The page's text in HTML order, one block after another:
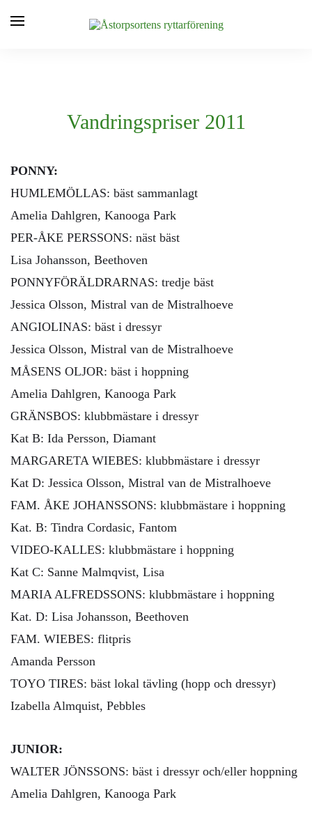
Vandringspriser 2011
PONNY:
HUMLEMÖLLAS: bäst sammanlagt
Amelia Dahlgren, Kanooga Park
PER-ÅKE PERSSONS: näst bäst
Lisa Johansson, Beethoven
PONNYFÖRÄLDRARNAS: tredje bäst
Jessica Olsson, Mistral van de Mistralhoeve
ANGIOLINAS: bäst i dressyr
Jessica Olsson, Mistral van de Mistralhoeve
MÅSENS OLJOR: bäst i hoppning
Amelia Dahlgren, Kanooga Park
GRÄNSBOS: klubbmästare i dressyr
Kat B: Ida Persson, Diamant
MARGARETA WIEBES: klubbmästare i dressyr
Kat D: Jessica Olsson, Mistral van de Mistralhoeve
FAM. ÅKE JOHANSSONS: klubbmästare i hoppning
Kat. B: Tindra Cordasic, Fantom
VIDEO-KALLES: klubbmästare i hoppning
Kat C: Sanne Malmqvist, Lisa
MARIA ALFREDSSONS: klubbmästare i hoppning
Kat. D: Lisa Johansson, Beethoven
FAM. WIEBES: flitpris
Amanda Persson
TOYO TIRES: bäst lokal tävling (hopp och dressyr)
Izabella Almquist, Pebbles
JUNIOR:
WALTER JÖNSSONS: bäst i dressyr och/eller hoppning
Amelia Dahlgren, Kanooga Park